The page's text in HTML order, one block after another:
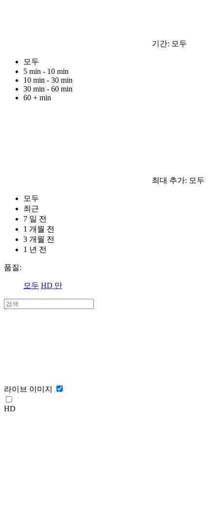
기간: 모두
모두
5 min - 10 min
10 min - 30 min
30 min - 60 min
60 + min
최대 추가: 모두
모두
최근
7 일 전
1 개월 전
3 개월 전
1 년 전
품질:
모두 HD 만
라이브 이미지
HD